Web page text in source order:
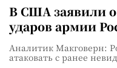
В США заявили
ударов армии
Аналитик Макговерн:
атаковать с ранее